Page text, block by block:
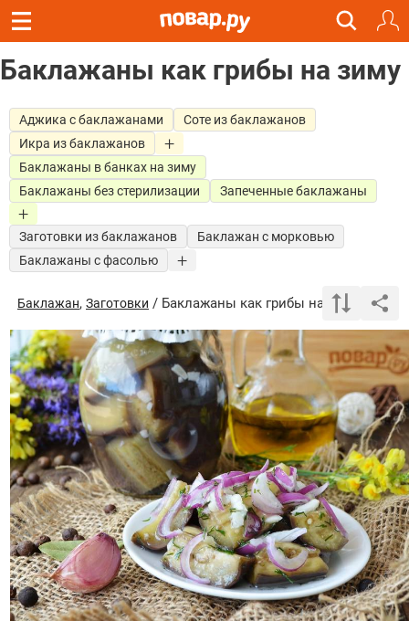
Баклажаны как грибы на зиму
Аджика с баклажанами
Соте из баклажанов
Икра из баклажанов
Баклажаны в банках на зиму
Баклажаны без стерилизации
Запеченные баклажаны
Заготовки из баклажанов
Баклажан с морковью
Баклажаны с фасолью
Баклажан, Заготовки / Баклажаны как грибы на зиму